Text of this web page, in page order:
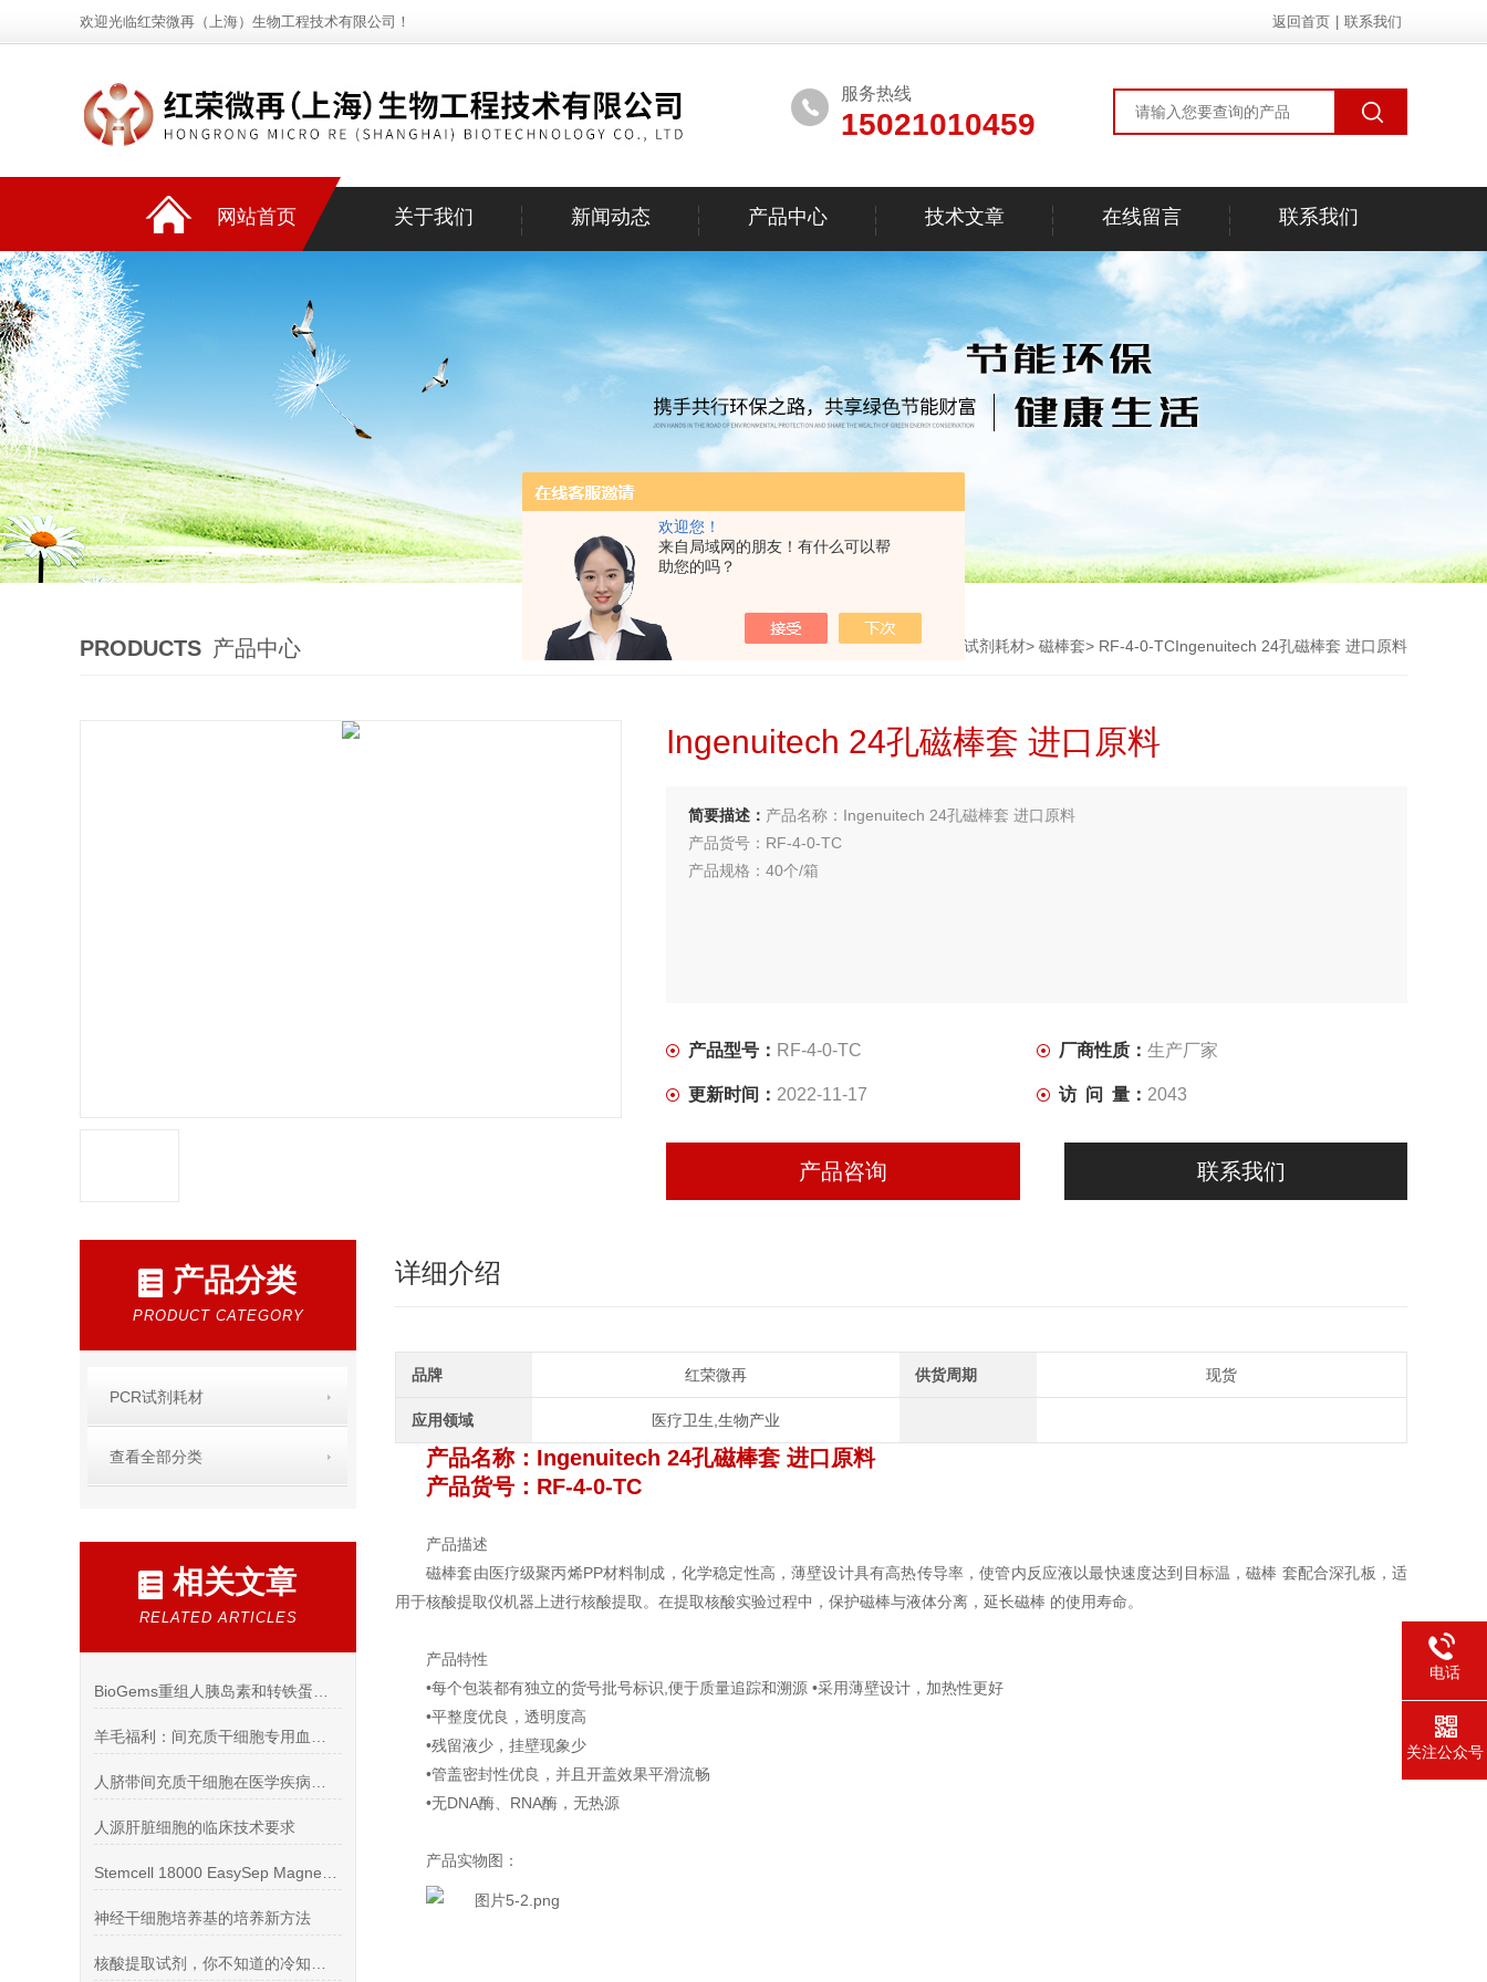
欢迎您！
来自局域网的朋友！有什么可以帮
助您的吗？
欢迎光临红荣微再（上海）生物工程技术有限公司！ 返回首页 联系我们
服务热线
15021010459
网站首页 关于我们 新闻动态 产品中心 技术文章 在线留言 联系我们
PRODUCTS 产品中心 首页>产品中心> PCR试剂耗材> 磁棒套> RF-4-0-TCIngenuitech 24孔磁棒套 进口原料
Ingenuitech 24孔磁棒套 进口原料
简要描述： 产品名称：Ingenuitech 24孔磁棒套 进口原料
产品货号：RF-4-0-TC
产品规格：40个/箱
产品型号： RF-4-0-TC 厂商性质： 生产厂家
更新时间： 2022-11-17 访 问 量： 2043
产品咨询 联系我们
产品分类
PRODUCT CATEGORY
PCR试剂耗材
查看全部分类
相关文章
RELATED ARTICLES
人源肝脏细胞的临床技术要求
神经干细胞培养基的培养新方法
详细介绍
品牌 红荣微再 供货周期 现货
应用领域 医疗卫生,生物产业
产品名称： Ingenuitech 24孔磁棒套 进口原料
产品货号：RF-4-0-TC
产品描述
磁棒套由医疗级聚丙烯PP材料制成，化学稳定性高，薄壁设计具有高热传导率，使管内反应液以最快速度达到目标温，磁棒 套配合深孔板，适
用于核酸提取仪机器上进行核酸提取。在提取核酸实验过程中，保护磁棒与液体分离，延长磁棒 的使用寿命。
产品特性
•每个包装都有独立的货号批号标识,便于质量追踪和溯源 •采用薄壁设计，加热性更好
•平整度优良，透明度高
•残留液少，挂壁现象少
•管盖密封性优良，并且开盖效果平滑流畅
•无DNA酶、RNA酶，无热源
产品实物图：
电话
关注公众号